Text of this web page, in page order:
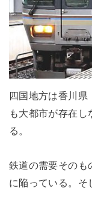
四国地方は香川県
も大都市が存在
る。
鉄道の需要そのも
に陥っている。そ